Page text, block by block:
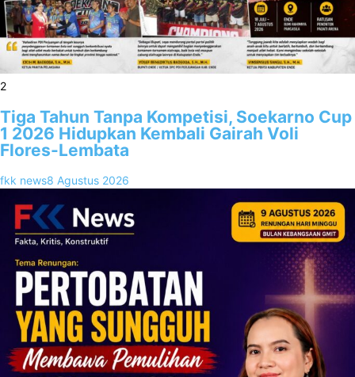
2
Tiga Tahun Tanpa Kompetisi, Soekarno Cup
1 2026 Hidupkan Kembali Gairah Voli
Flores-Lembata
fkk news8 Agustus 2026